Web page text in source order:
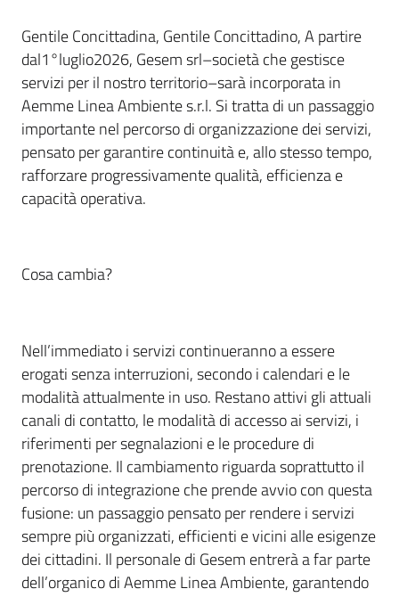
Gentile Concittadina, Gentile Concittadino, A partire
dal1°luglio2026, Gesem srl–società che gestisce
servizi per il nostro territorio–sarà incorporata in
Aemme Linea Ambiente s.r.l. Si tratta di un passaggio
importante nel percorso di organizzazione dei servizi,
pensato per garantire continuità e, allo stesso tempo,
rafforzare progressivamente qualità, efficienza e
capacità operativa.
Cosa cambia?
Nell’immediato i servizi continueranno a essere
erogati senza interruzioni, secondo i calendari e le
modalità attualmente in uso. Restano attivi gli attuali
canali di contatto, le modalità di accesso ai servizi, i
riferimenti per segnalazioni e le procedure di
prenotazione. Il cambiamento riguarda soprattutto il
percorso di integrazione che prende avvio con questa
fusione: un passaggio pensato per rendere i servizi
sempre più organizzati, efficienti e vicini alle esigenze
dei cittadini. Il personale di Gesem entrerà a far parte
dell’organico di Aemme Linea Ambiente, garantendo